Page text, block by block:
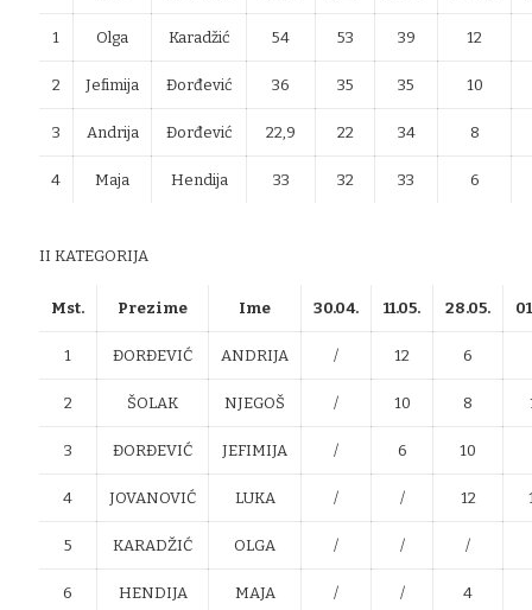
1 Olga Karadžić 54 53 39 12
2 Jefimija Đorđević 36 35 35 10
3 Andrija Đorđević 22,9 22 34 8
4 Maja Hendija 33 32 33 6
II KATEGORIJA
Mst. Prezime Ime 30.04. 11.05. 28.05.
1 ĐORĐEVIĆ ANDRIJA / 12 6
2 ŠOLAK NJEGOŠ / 10 8
3 ĐORĐEVIĆ JEFIMIJA / 6 10
4 JOVANOVIĆ LUKA / / 12
5 KARADŽIĆ OLGA / / /
6 HENDIJA MAJA / / 4